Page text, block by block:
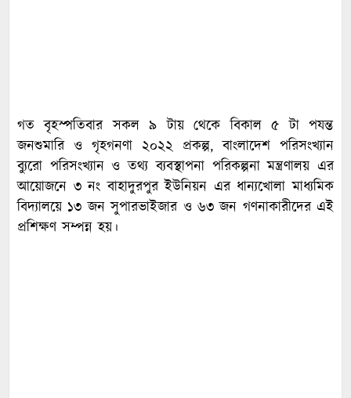
গত বৃহস্পতিবার সকল ৯ টায় থেকে বিকাল ৫ টা পযন্ত
জনশুমারি ও গৃহগনণা ২০২২ প্রকল্প, বাংলাদেশ পরিসংখ্যান
ব্যুরো পরিসংখ্যান ও তথ্য ব্যবস্থাপনা পরিকল্পনা মন্ত্রণালয় এর
আয়োজনে ৩ নং বাহাদুরপুর ইউনিয়ন এর ধান্যখোলা মাধ্যমিক
বিদ্যালয়ে ১৩ জন সুপারভাইজার ও ৬৩ জন গণনাকারীদের এই
প্রশিক্ষণ সম্পন্ন হয়।